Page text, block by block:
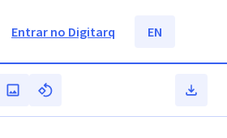
Entrar no Digitarq EN